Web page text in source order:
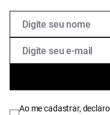
Ao me cadastrar,